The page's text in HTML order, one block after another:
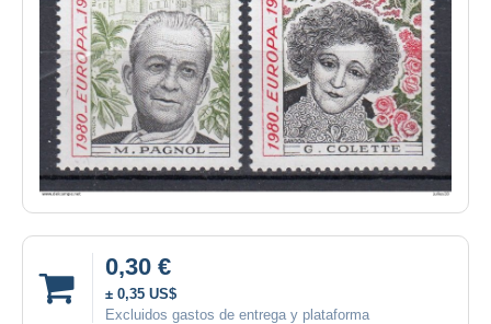
0,30 €
± 0,35 US$
Excluidos gastos de entrega y plataforma